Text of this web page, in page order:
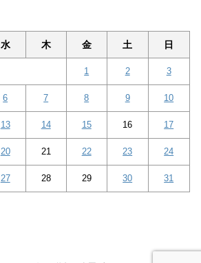
水 木 金 土 日
1 2 3
6 7 8 9 10
13 14 15 16 17
20 21 22 23 24
27 28 29 30 31